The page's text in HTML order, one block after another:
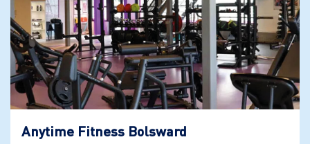
Anytime Fitness Bolsward